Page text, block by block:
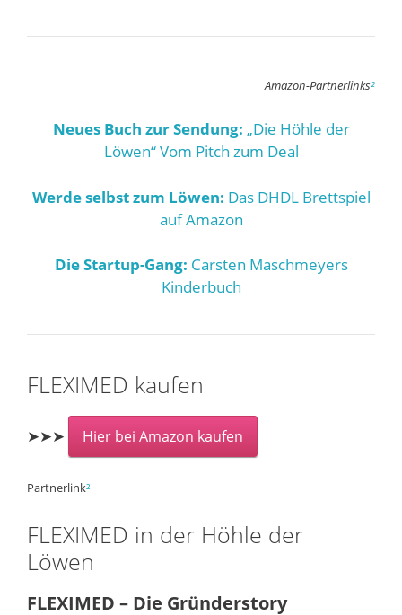
Amazon-Partnerlinks²
Neues Buch zur Sendung: „Die Höhle der
Löwen“ Vom Pitch zum Deal
Werde selbst zum Löwen: Das DHDL Brettspiel
auf Amazon
Die Startup-Gang: Carsten Maschmeyers
Kinderbuch
FLEXIMED kaufen
➤➤➤ Hier bei Amazon kaufen
Partnerlink²
FLEXIMED in der Höhle der
Löwen
FLEXIMED – Die Gründerstory